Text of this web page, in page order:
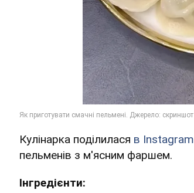
Кулінарка поділилася в Instagram
пельменів з м'ясним фаршем.
Інгредієнти: